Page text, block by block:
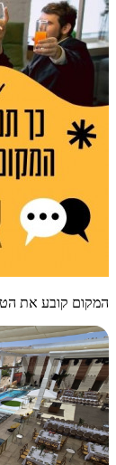
המקום קובע את